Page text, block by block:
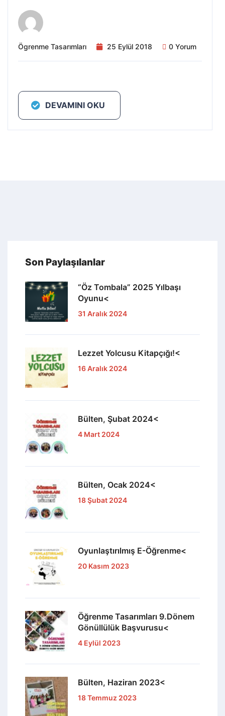
Ögrenme Tasarımları 25 Eylül 2018 0 Yorum
DEVAMINI OKU
Son Paylaşılanlar
“Öz Tombala” 2025 Yılbaşı
Oyunu<
31 Aralık 2024
Lezzet Yolcusu Kitapçığı!<
16 Aralık 2024
Bülten, Şubat 2024<
4 Mart 2024
Bülten, Ocak 2024<
18 Şubat 2024
Oyunlaştırılmış E-Öğrenme<
20 Kasım 2023
Öğrenme Tasarımları 9.Dönem
Gönüllülük Başvurusu<
4 Eylül 2023
Bülten, Haziran 2023<
18 Temmuz 2023